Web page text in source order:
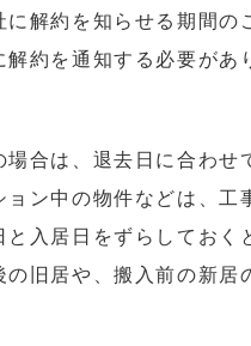
解約を知らせる期間の
約を通知する必要が
合は、退去日に合わせ
ン中の物件などは、工
入居日をずらしておく
旧居や、搬入前の新